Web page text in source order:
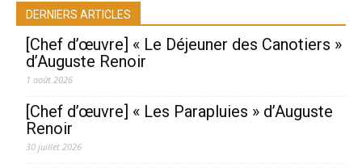
DERNIERS ARTICLES
[Chef d’œuvre] « Le Déjeuner des Canotiers »
d’Auguste Renoir
1 août 2026
[Chef d’œuvre] « Les Parapluies » d’Auguste
Renoir
30 juillet 2026